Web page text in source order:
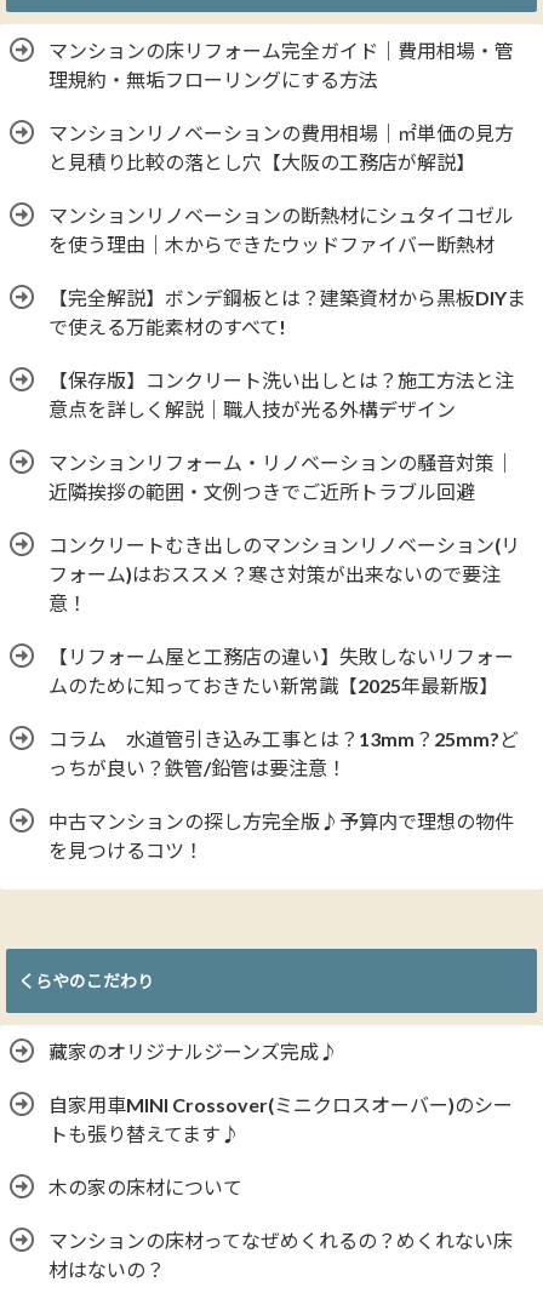
マンションの床リフォーム完全ガイド｜費用相場・管
理規約・無垢フローリングにする方法
マンションリノベーションの費用相場｜㎡単価の見方
と見積り比較の落とし穴【大阪の工務店が解説】
マンションリノベーションの断熱材にシュタイコゼル
を使う理由｜木からできたウッドファイバー断熱材
【完全解説】ボンデ鋼板とは？建築資材から黒板DIYま
で使える万能素材のすべて!
【保存版】コンクリート洗い出しとは？施工方法と注
意点を詳しく解説｜職人技が光る外構デザイン
マンションリフォーム・リノベーションの騒音対策｜
近隣挨拶の範囲・文例つきでご近所トラブル回避
コンクリートむき出しのマンションリノベーション(リ
フォーム)はおススメ？寒さ対策が出来ないので要注
意！
【リフォーム屋と工務店の違い】失敗しないリフォー
ムのために知っておきたい新常識【2025年最新版】
コラム 水道管引き込み工事とは？13mm？25mm?ど
っちが良い？鉄管/鉛管は要注意！
中古マンションの探し方完全版♪予算内で理想の物件
を見つけるコツ！
くらやのこだわり
藏家のオリジナルジーンズ完成♪
自家用車MINI Crossover(ミニクロスオーバー)のシー
トも張り替えてます♪
木の家の床材について
マンションの床材ってなぜめくれるの？めくれない床
材はないの？